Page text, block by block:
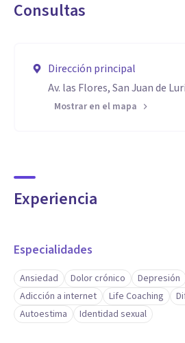
Consultas
Dirección principal
Av. las Flores, San Juan de
Mostrar en el mapa
Experiencia
Especialidades
Ansiedad Dolor crónico Depresión
Adicción a internet
Life Coaching
Autoestima
Identidad sexual